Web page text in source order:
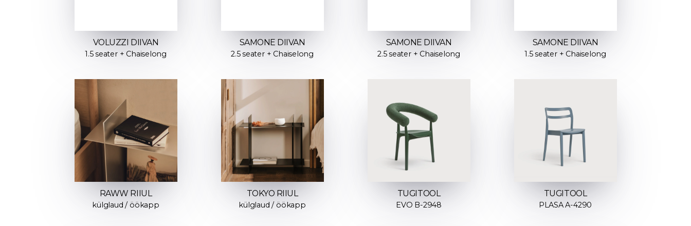
VOLUZZI DIIVAN
1.5 seater + Chaiselong
SAMONE DIIVAN
2.5 seater + Chaiselong
SAMONE DIIVAN
2.5 seater + Chaiselong
SAMONE DIIVAN
1.5 seater + Chaiselong
RAWW RIIUL
külglaud / öökapp
TOKYO RIIUL
külglaud / öökapp
TUGITOOL
EVO B-2948
TUGITOOL
PLASA A-4290